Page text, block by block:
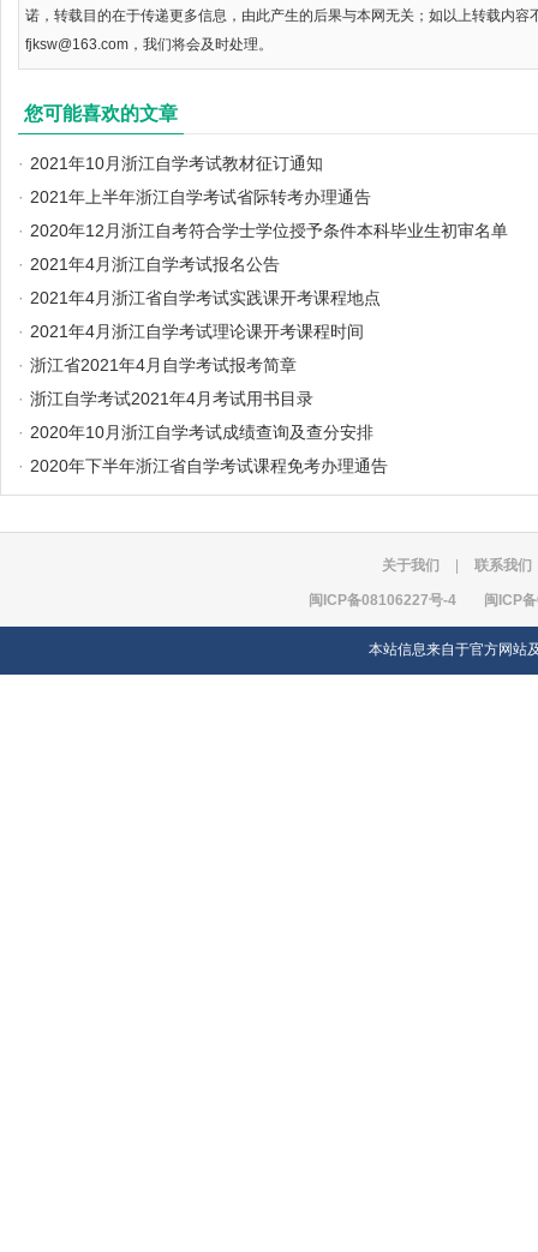
诺，转载目的在于传递更多信息，由此产生的后果与本网无关；如以上转载内容
fjksw@163.com，我们将会及时处理。
您可能喜欢的文章
· 2021年10月浙江自学考试教材征订通知
· 2021年上半年浙江自学考试省际转考办理通告
· 2020年12月浙江自考符合学士学位授予条件本科毕业生初审名单
· 2021年4月浙江自学考试报名公告
· 2021年4月浙江省自学考试实践课开考课程地点
· 2021年4月浙江自学考试理论课开考课程时间
· 浙江省2021年4月自学考试报考简章
· 浙江自学考试2021年4月考试用书目录
· 2020年10月浙江自学考试成绩查询及查分安排
· 2020年下半年浙江省自学考试课程免考办理通告
关于我们 联系我们
闽ICP备08106227号-4 闽ICP
本站信息来自于官方网站